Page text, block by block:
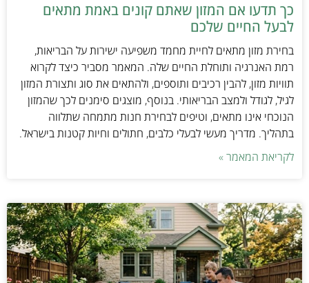
כך תדעו אם המזון שאתם קונים באמת מתאים
לבעל החיים שלכם
בחירת מזון מתאים לחיית מחמד משפיעה ישירות על הבריאות,
רמת האנרגיה ותוחלת החיים שלה. המאמר מסביר כיצד לקרוא
תוויות מזון, להבין רכיבים ותוספים, ולהתאים את סוג ותצורת המזון
לגיל, לגודל ולמצב הבריאותי. בנוסף, מוצגים סימנים לכך שהמזון
הנוכחי אינו מתאים, וטיפים לבחירת חנות מתמחה שתלווה
בתהליך. מדריך מעשי לבעלי כלבים, חתולים וחיות קטנות בישראל.
לקריאת המאמר »